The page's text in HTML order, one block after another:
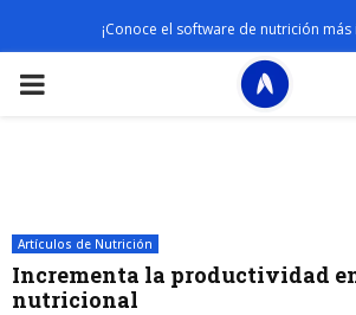
¡Conoce el software de nutrición
PRIMARY
Artículos de Nutrición
Incrementa la productividad
nutricional